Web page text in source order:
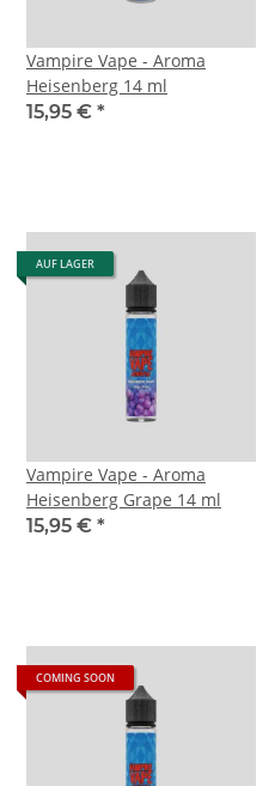
Vampire Vape - Aroma
Heisenberg 14 ml
15,95 € *
AUF LAGER
Vampire Vape - Aroma
Heisenberg Grape 14 ml
15,95 € *
COMING SOON